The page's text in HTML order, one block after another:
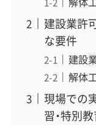
運営責任者
「
解体業界専門の
年以上、企画・
建設業許
な要件
建設
解体
現場での
習・特別